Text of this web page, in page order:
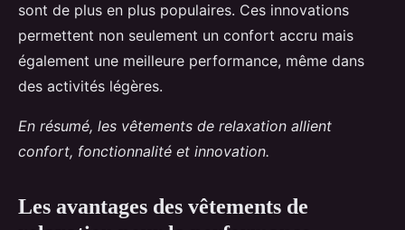
sont de plus en plus populaires. Ces innovations
permettent non seulement un confort accru mais
également une meilleure performance, même dans
des activités légères.
En résumé, les vêtements de relaxation allient
confort, fonctionnalité et innovation.
Les avantages des vêtements de